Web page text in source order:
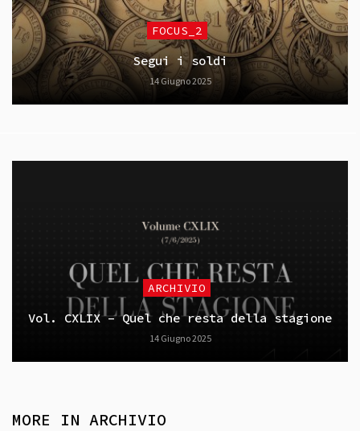
FOCUS_2
Segui i soldi
14 Giugno 2025
ARCHIVIO
Vol. CXLIX – Quel che resta della stagione
14 Giugno 2025
MORE IN ARCHIVIO